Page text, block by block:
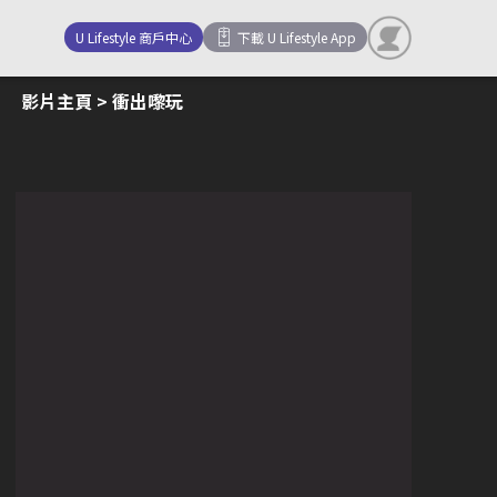
U Lifestyle 商戶中心 下載 U Lifestyle App
影片主頁 > 衝出嚟玩